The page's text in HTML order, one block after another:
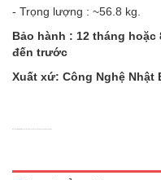
- Trọng lượng : ~56.8 kg.
Bảo hành : 12 tháng
đến trước
Xuất xứ: Công Nghệ Nhật
2400 dpi x 600 dpi.- Thời